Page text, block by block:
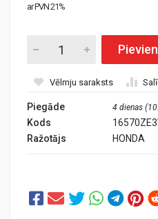
ar PVN 21%
Vēlmju saraksts
Piegāde 4 dienas
Kods
Ražotājs
HONDA